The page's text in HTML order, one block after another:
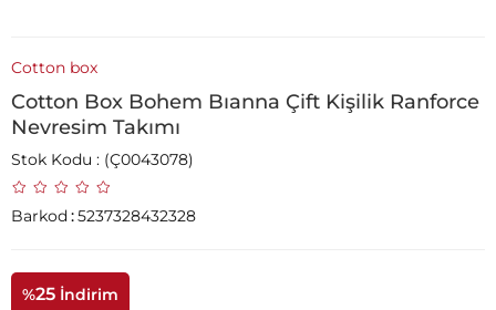
Cotton box
Cotton Box Bohem Bıanna Çift Kişilik Ranforce
Nevresim Takımı
Stok Kodu (Ç0043078)
Barkod:5237328432328
%25 İndirim